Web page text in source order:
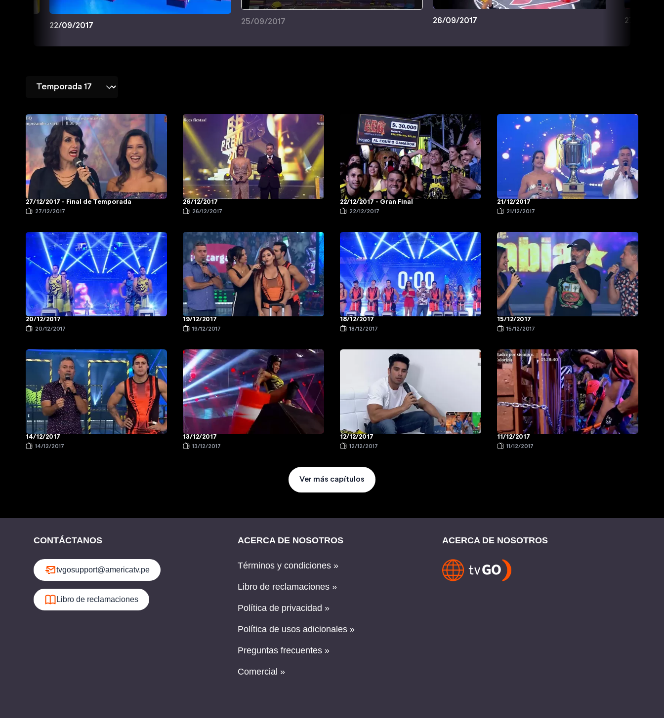
22/09/2017
25/09/2017 26/09/2017 27/09/
27/12/2017 - Final de Temporada
27/12/2017
26/12/2017
26/12/2017
22/12/2017 - Gran Final
22/12/2017
21/12/2017
21/12/2017
20/12/2017
20/12/2017
19/12/2017
19/12/2017
18/12/2017
18/12/2017
15/12/2017
15/12/2017
14/12/2017
14/12/2017
13/12/2017
13/12/2017
12/12/2017
12/12/2017
11/12/2017
11/12/2017
Ver más capítulos
CONTÁCTANOS
tvgosupport@americatv.pe
Libro de reclamaciones
ACERCA DE NOSOTROS
Términos y condiciones »
Libro de reclamaciones »
Política de privacidad »
Política de usos adicionales »
Preguntas frecuentes »
Comercial »
ACERCA DE NOSOTROS